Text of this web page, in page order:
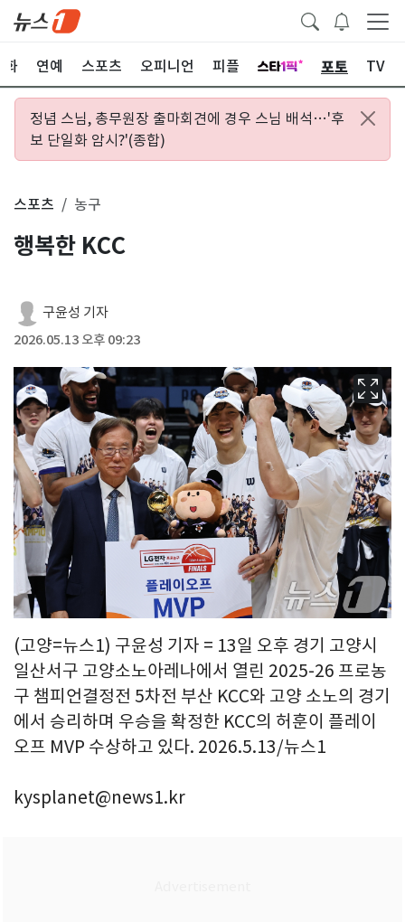
화 연예 스포츠 오피니언 피플 포토 TV
정념 스님, 총무원장 출마회견에 경우 스님 배석…'후
보 단일화 암시?'(종합)
스포츠 농구
행복한 KCC
구윤성 기자
2026.05.13 오후 09:23
(고양=뉴스1) 구윤성 기자 = 13일 오후 경기 고양시
일산서구 고양소노아레나에서 열린 2025-26 프로농
구 챔피언결정전 5차전 부산 KCC와 고양 소노의 경기
에서 승리하며 우승을 확정한 KCC의 허훈이 플레이
오프 MVP 수상하고 있다. 2026.5.13/뉴스1
kysplanet@news1.kr